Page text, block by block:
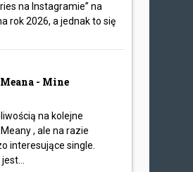
na Instagramie” na
rok 2026, a jednak to się
- Mine
na kolejne
, ale na razie
interesujące single.